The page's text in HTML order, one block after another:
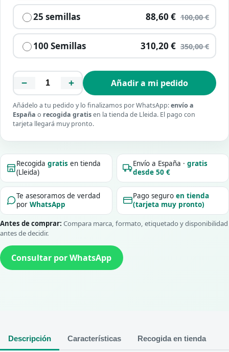
25 semillas 88,60 € 100,00 €
100 Semillas 310,20 € 350,00 €
− + Añadir a mi pedido
Añádelo a tu pedido y lo finalizamos por WhatsApp:envío a
España o recogida gratisen la tienda de Lleida. El pago con
tarjeta llegará muy pronto.
Recogidagratis en tienda
(Lleida)
Envío a España ·gratis
desde 50 €
Te asesoramos de verdad
porWhatsApp
Pago seguroen tienda
(tarjeta muy pronto)
Antes de comprar: Compara marca, formato, etiquetado y disponibilidad
antes de decidir.
Consultar por WhatsApp
Descripción Características Recogida en tienda